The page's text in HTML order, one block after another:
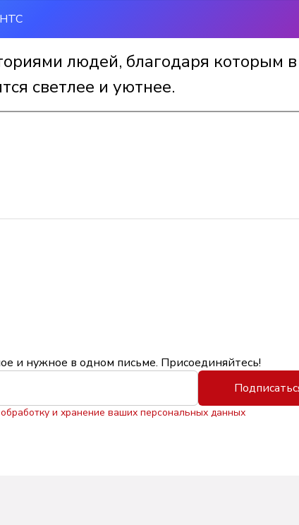
НТС
людей, благодаря которым в
светлее и уютнее.
и нужное в одном письме. Присоединяйтесь!
и хранение ваших персональных данных